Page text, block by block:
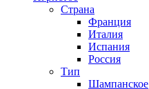
Страна
Франция
Италия
Испания
Россия
Тип
Шампанское